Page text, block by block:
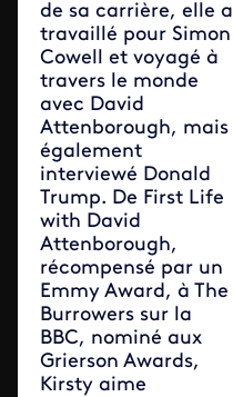
de sa carrière, elle a
travaillé pour Simon
Cowell et voyagé à
travers le monde
avec David
Attenborough, mais
également
interviewé Donald
Trump. De First Life
with David
Attenborough,
récompensé par un
Emmy Award, à The
Burrowers sur la
BBC, nominé aux
Grierson Awards,
Kirsty aime